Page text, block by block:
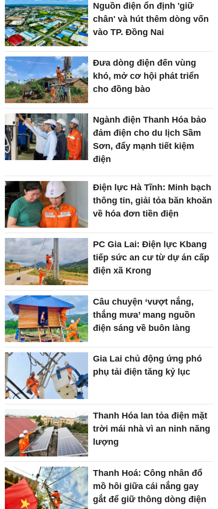
Nguồn điện ổn định 'giữ
chân' và hút thêm dòng vốn
vào TP. Đồng Nai
Đưa dòng điện đến vùng
khó, mở cơ hội phát triển
cho đồng bào
Ngành điện Thanh Hóa bảo
đảm điện cho du lịch Sầm
Sơn, đẩy mạnh tiết kiệm
điện
Điện lực Hà Tĩnh: Minh bạch
thông tin, giải tỏa băn khoăn
về hóa đơn tiền điện
PC Gia Lai: Điện lực Kbang
tiếp sức an cư từ dự án cấp
điện xã Krong
Câu chuyện ‘vượt nắng,
thắng mưa’ mang nguồn
điện sáng về buôn làng
Gia Lai chủ động ứng phó
phụ tải điện tăng kỷ lục
Thanh Hóa lan tỏa điện mặt
trời mái nhà vì an ninh năng
lượng
Thanh Hoá: Công nhân đổ
mồ hôi giữa cái nắng gay
gắt để giữ thông dòng điện